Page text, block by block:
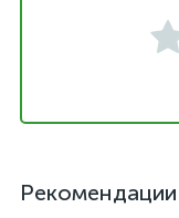
Рекомендации